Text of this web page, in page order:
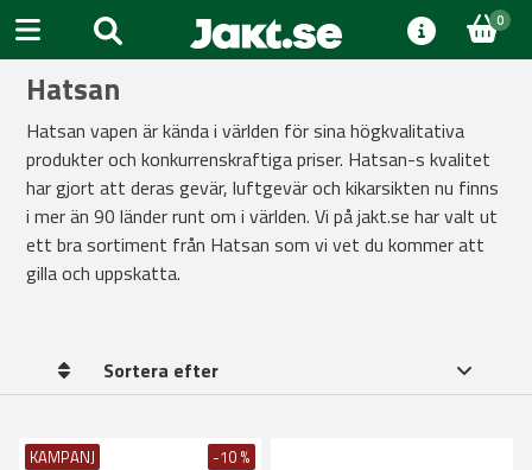
0
Hatsan
Hatsan vapen är kända i världen för sina högkvalitativa
produkter och konkurrenskraftiga priser. Hatsan-s kvalitet
har gjort att deras gevär, luftgevär och kikarsikten nu finns
i mer än 90 länder runt om i världen. Vi på jakt.se har valt ut
ett bra sortiment från Hatsan som vi vet du kommer att
gilla och uppskatta.
Sortera efter
KAMPANJ -10 %